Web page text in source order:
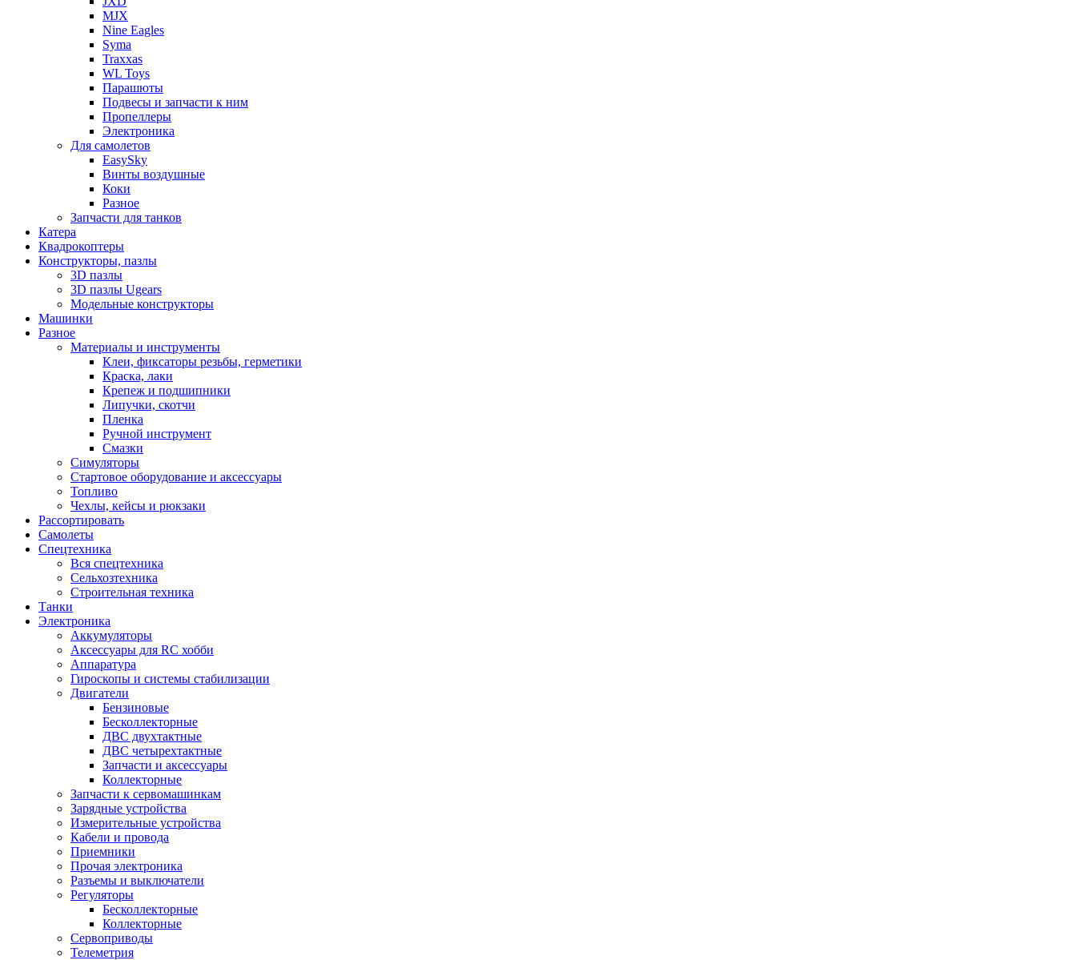
MJX
Nine Eagles
Syma
Traxxas
WL Toys
Парашюты
Подвесы и запчасти к ним
Пропеллеры
Электроника
Для самолетов
EasySky
Винты воздушные
Коки
Разное
Запчасти для танков
Катера
Квадрокоптеры
Конструкторы, пазлы
3D пазлы
3D пазлы Ugears
Модельные конструкторы
Машинки
Разное
Материалы и инструменты
Клеи, фиксаторы резьбы, герметики
Краска, лаки
Крепеж и подшипники
Липучки, скотчи
Пленка
Ручной инструмент
Смазки
Симуляторы
Стартовое оборудование и аксессуары
Топливо
Чехлы, кейсы и рюкзаки
Рассортировать
Самолеты
Спецтехника
Вся спецтехника
Сельхозтехника
Строительная техника
Танки
Электроника
Аккумуляторы
Аксессуары для RC хобби
Аппаратура
Гироскопы и системы стабилизации
Двигатели
Бензиновые
Бесколлекторные
ДВС двухтактные
ДВС четырехтактные
Запчасти и аксессуары
Коллекторные
Запчасти к сервомашинкам
Зарядные устройства
Измерительные устройства
Кабели и провода
Приемники
Прочая электроника
Разъемы и выключатели
Регуляторы
Бесколлекторные
Коллекторные
Сервоприводы
Телеметрия